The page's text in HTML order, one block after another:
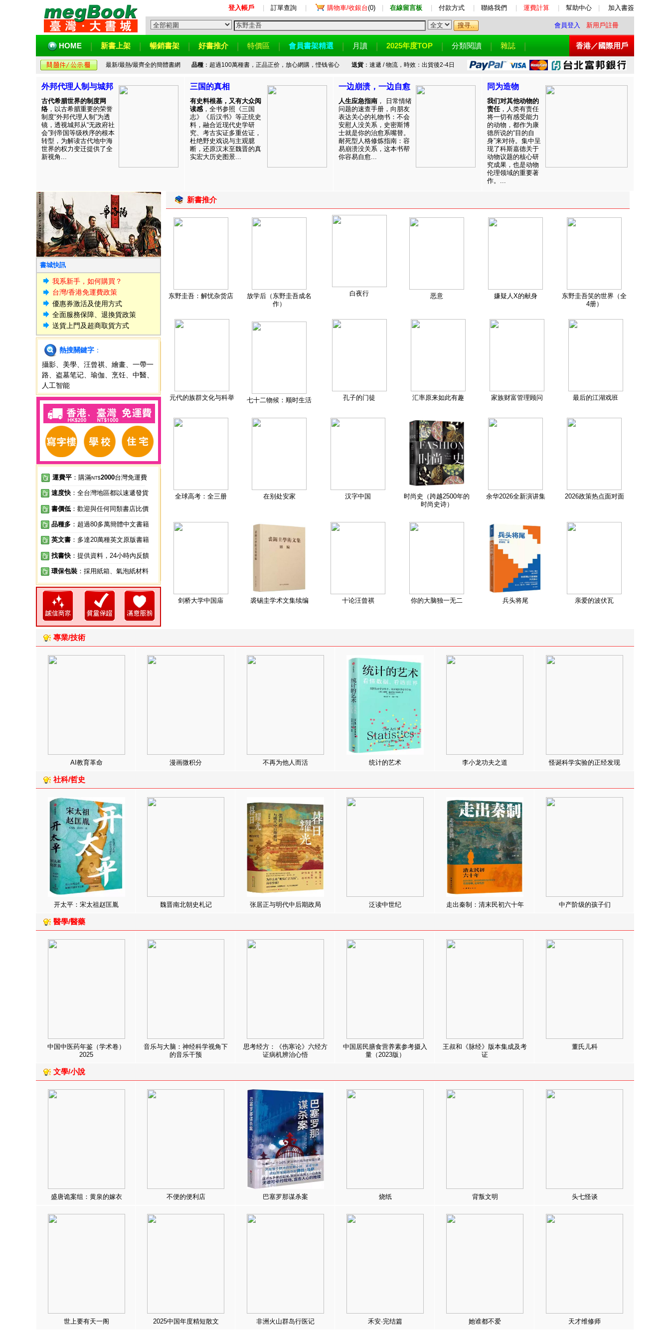
登入帳戶 訂單查詢 購物車/收銀台(0) 在線留言板 付款方式 聯絡我們 運費計算 幫助中心 加入書簽
會員登入 新用戶註冊
HOME 新書上架 暢銷書架 好書推介 特價區 會員書架精選 月讀 2025年度TOP 分類閱讀 雜誌 香港／國際用戶
最新/最熱/最齊全的簡體書網 品種：超過100萬種書，正品正价，放心網購，悭钱省心 送貨：速遞 / 物流，時效：出貨後2-4日
外邦代理人制与城邦
古代希腊世界的制度网
络 ，以古希腊重要的荣誉
制度“外邦代理人制”为透
镜，透视城邦从“无政府社
会”到帝国等级秩序的根本
转型，为解读古代地中海
世界的权力变迁提供了全
新视角...
三国的真相
有史料根基，又有大众阅
读感 ，全书参照《三国
志》《后汉书》等正统史
料，融合近现代史学研
究、考古实证多重佐证，
杜绝野史戏说与主观臆
断，还原汉末至魏晋的真
实宏大历史图景...
一边崩溃，一边自愈
人生应急指南 ， 日常情绪
问题的速查手册，向朋友
表达关心的礼物书：不会
安慰人没关系，史密斯博
士就是你的治愈系嘴替。
耐死型人格修炼指南：容
易崩溃没关系，这本书帮
你容易自愈...
同为造物
我们对其他动物的
责任，人类有责任
将一切有感受能力
的动物，都作为康
德所说的“目的自
身”来对待。集中呈
现了科斯嘉德关于
动物议题的核心研
究成果，也是动物
伦理领域的重要著
作。...
書城快訊
我系新手，如何購買？
台灣/香港免運費政策
優惠券激活及使用方式
全面服務保障、退換貨政策
送貨上門及超商取貨方式
熱搜關鍵字 ：
攝影
美學 汪曾祺 繪畫
一帶一
路
盗墓笔记 瑜伽 烹饪 中醫
人工智能
運費平 ：購滿NT$2000台灣免運費
速度快 ：全台灣地區都以速遞發貨
書價低 ：歡迎與任何同類書店比價
品種多 ：超過80多萬簡體中文書籍
英文書 ：多達20萬種英文原版書籍
找書快 ：提供資料，24小時內反饋
環保包裝 ：採用紙箱、氣泡紙材料
新書推介
东野圭吾：解忧杂货店
放学后（东野圭吾成名
作）
白夜行 恶意 嫌疑人X的献身
东野圭吾笑的世界（全
4册）
元代的族群文化与科举 七十二物候：顺时生活 孔子的门徒 汇率原来如此有趣 家族财富管理顾问 最后的江湖戏班
全球高考：全三册 在别处安家 汉字中国
时尚史（跨越2500年的
时尚史诗）
余华2026全新演讲集 2026政策热点面对面
剑桥大学中国庙 裘锡圭学术文集续编 十论汪曾祺 你的大脑独一无二 兵头将尾 亲爱的波伏瓦
專業/技術
AI教育革命 漫画微积分 不再为他人而活 统计的艺术 李小龙功夫之道 怪诞科学实验的正经发现
社科/哲史
开太平：宋太祖赵匡胤 魏晋南北朝史札记 张居正与明代中后期政局 泛读中世纪 走出秦制：清末民初六十年 中产阶级的孩子们
醫學/醫藥
中国中医药年鉴（学术卷）
2025
音乐与大脑：神经科学视角下
的音乐干预
思考经方：《伤寒论》六经方
证病机辨治心悟
中国居民膳食营养素参考摄入
量（2023版）
王叔和《脉经》版本集成及考
证
董氏儿科
文學/小說
盛唐诡案组：黄泉的嫁衣 不便的便利店 巴塞罗那谋杀案 烧纸 背叛文明 头七怪谈
世上要有天一阁 2025中国年度精短散文 非洲火山群岛行医记 禾安·完结篇 她谁都不爱 天才维修师